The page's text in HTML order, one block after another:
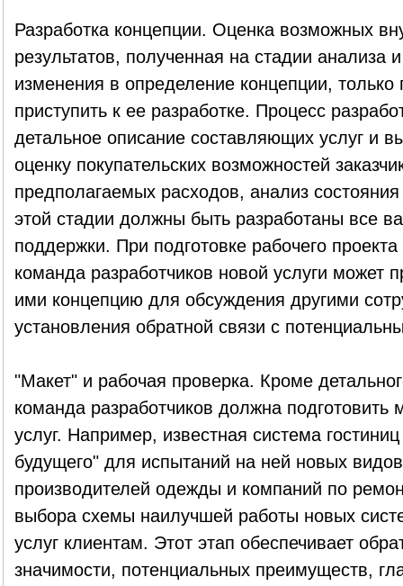
Разработка концепции. Оценка возможных
результатов, полученная на стадии анализа
изменения в определение концепции, только
приступить к ее разработке. Процесс
детальное описание составляющих услуг и
оценку покупательских возможностей
предполагаемых расходов, анализ
этой стадии должны быть разработаны все
поддержки. При подготовке рабочего
команда разработчиков новой услуги может
ими концепцию для обсуждения другими
установления обратной связи с
"Макет" и рабочая проверка. Кроме
команда разработчиков должна подготовить
услуг. Например, известная система
будущего" для испытаний на ней новых
производителей одежды и компаний по
выбора схемы наилучшей работы новых
услуг клиентам. Этот этап обеспечивает
значимости, потенциальных преимуществ,